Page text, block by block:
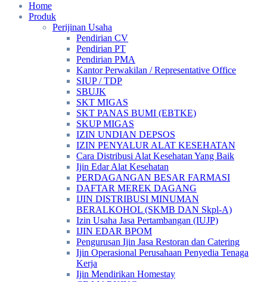
Home
Produk
Perijinan Usaha
Pendirian CV
Pendirian PT
Pendirian PMA
Kantor Perwakilan / Representative Office
SIUP / TDP
SBUJK
SKT MIGAS
SKT PANAS BUMI (EBTKE)
SKUP MIGAS
IZIN UNDIAN DEPSOS
IZIN PENYALUR ALAT KESEHATAN
Cara Distribusi Alat Kesehatan Yang Baik
Ijin Edar Alat Kesehatan
PERDAGANGAN BESAR FARMASI
DAFTAR MEREK DAGANG
IJIN DISTRIBUSI MINUMAN
BERALKOHOL (SKMB DAN Skpl-A)
Izin Usaha Jasa Pertambangan (IUJP)
IJIN EDAR BPOM
Pengurusan Ijin Jasa Restoran dan Catering
Ijin Operasional Perusahaan Penyedia Tenaga
Kerja
Ijin Mendirikan Homestay